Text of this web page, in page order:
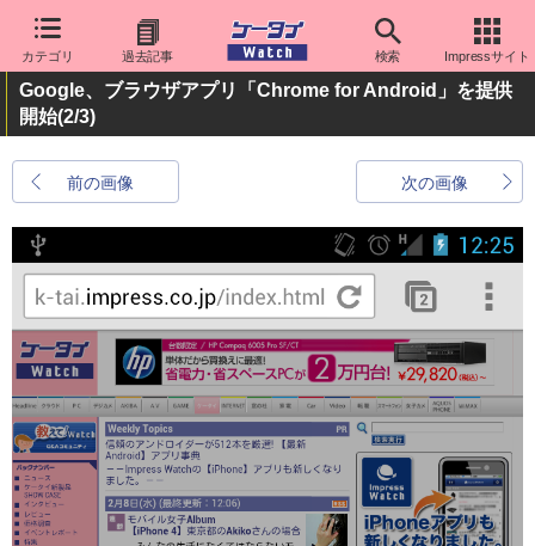
カテゴリ 過去記事 検索 Impressサイト
Google、ブラウザアプリ「Chrome for Android」を提供
開始(2/3)
前の画像 次の画像